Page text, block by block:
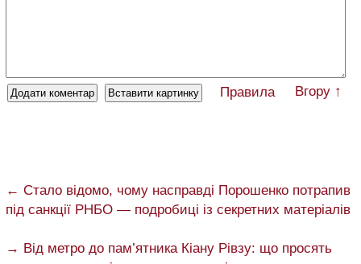
Правила Вгору ↑
← Стало відомо, чому насправді Порошенко потрапив
під санкції РНБО — подробиці із секретних матеріалів
→ Від метро до пам’ятника Кіану Рівзу: що просять